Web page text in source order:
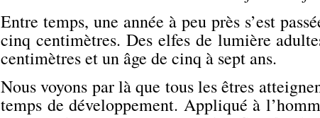
Entre temps, une année à peu près s’est
cinq centimètres. Des elfes de lumière
centimètres et un âge de cinq à sept ans.
Nous voyons par là que tous les êtres
temps de développement. Appliqué à